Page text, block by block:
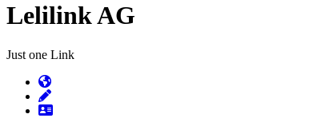
Lelilink AG
Just one Link